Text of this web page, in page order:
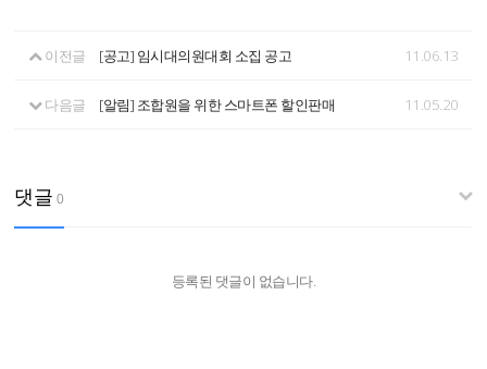
이전글 [공고] 임시대의원대회 소집 공고 11.06.13
다음글 [알림] 조합원을 위한 스마트폰 할인판매 11.05.20
댓글 0
등록된 댓글이 없습니다.